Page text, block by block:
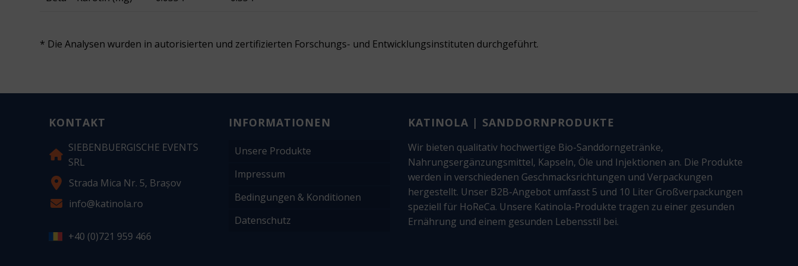
* Die Analysen wurden in autorisierten und zertifizierten Forschungs- und Entwicklungsinstituten durchgeführt.
KONTAKT
SIEBENBUERGISCHE EVENTS
SRL
Strada Mica Nr. 5, Brașov
info@katinola.ro
+40 (0)721 959 466
INFORMATIONEN
Unsere Produkte
Impressum
Bedingungen & Konditionen
Datenschutz
KATINOLA | SANDDORNPRODUKTE
Wir bieten qualitativ hochwertige Bio-Sanddorngetränke,
Nahrungsergänzungsmittel, Kapseln, Öle und Injektionen an. Die Produkte
werden in verschiedenen Geschmacksrichtungen und Verpackungen
hergestellt. Unser B2B-Angebot umfasst 5 und 10 Liter Großverpackungen
speziell für HoReCa. Unsere Katinola-Produkte tragen zu einer gesunden
Ernährung und einem gesunden Lebensstil bei.